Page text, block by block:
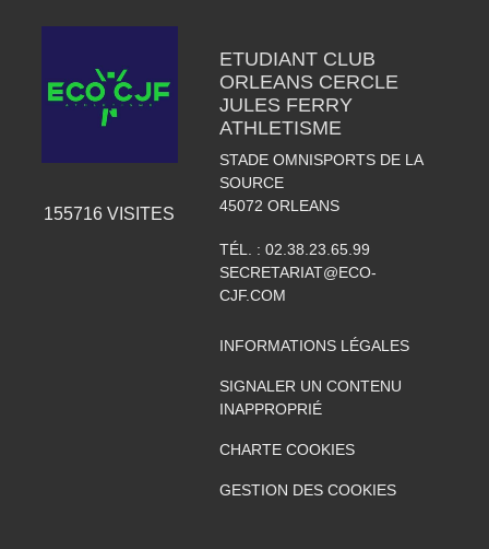
155716 VISITES
ETUDIANT CLUB
ORLEANS CERCLE
JULES FERRY
ATHLETISME
STADE OMNISPORTS DE LA
SOURCE
45072 ORLEANS
TÉL. : 02.38.23.65.99
SECRETARIAT@ECO-
CJF.COM
INFORMATIONS LÉGALES
SIGNALER UN CONTENU
INAPPROPRIÉ
CHARTE COOKIES
GESTION DES COOKIES